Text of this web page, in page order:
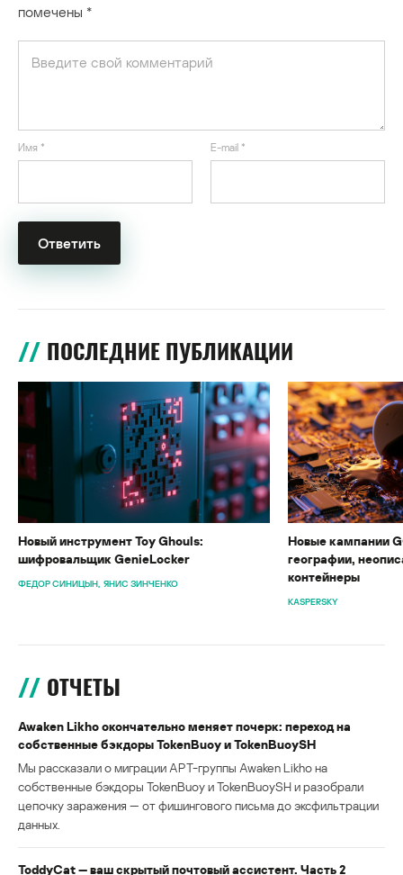
помечены *
Имя * E-mail *
ПОСЛЕДНИЕ ПУБЛИКАЦИИ
Новый инструмент Toy Ghouls:
шифровальщик GenieLocker
ФЕДОР СИНИЦЫН ЯНИС ЗИНЧЕНКО
Новые кампании
географии,
контейнеры
KASPERSKY
ОТЧЕТЫ
Awaken Likho окончательно меняет почерк: переход на
собственные бэкдоры TokenBuoy и TokenBuoySH
Мы рассказали о миграции APT-группы Awaken Likho на
собственные бэкдоры TokenBuoy и TokenBuoySH и разобрали
цепочку заражения — от фишингового письма до эксфильтрации
данных.
ToddyCat — ваш скрытый почтовый ассистент. Часть 2